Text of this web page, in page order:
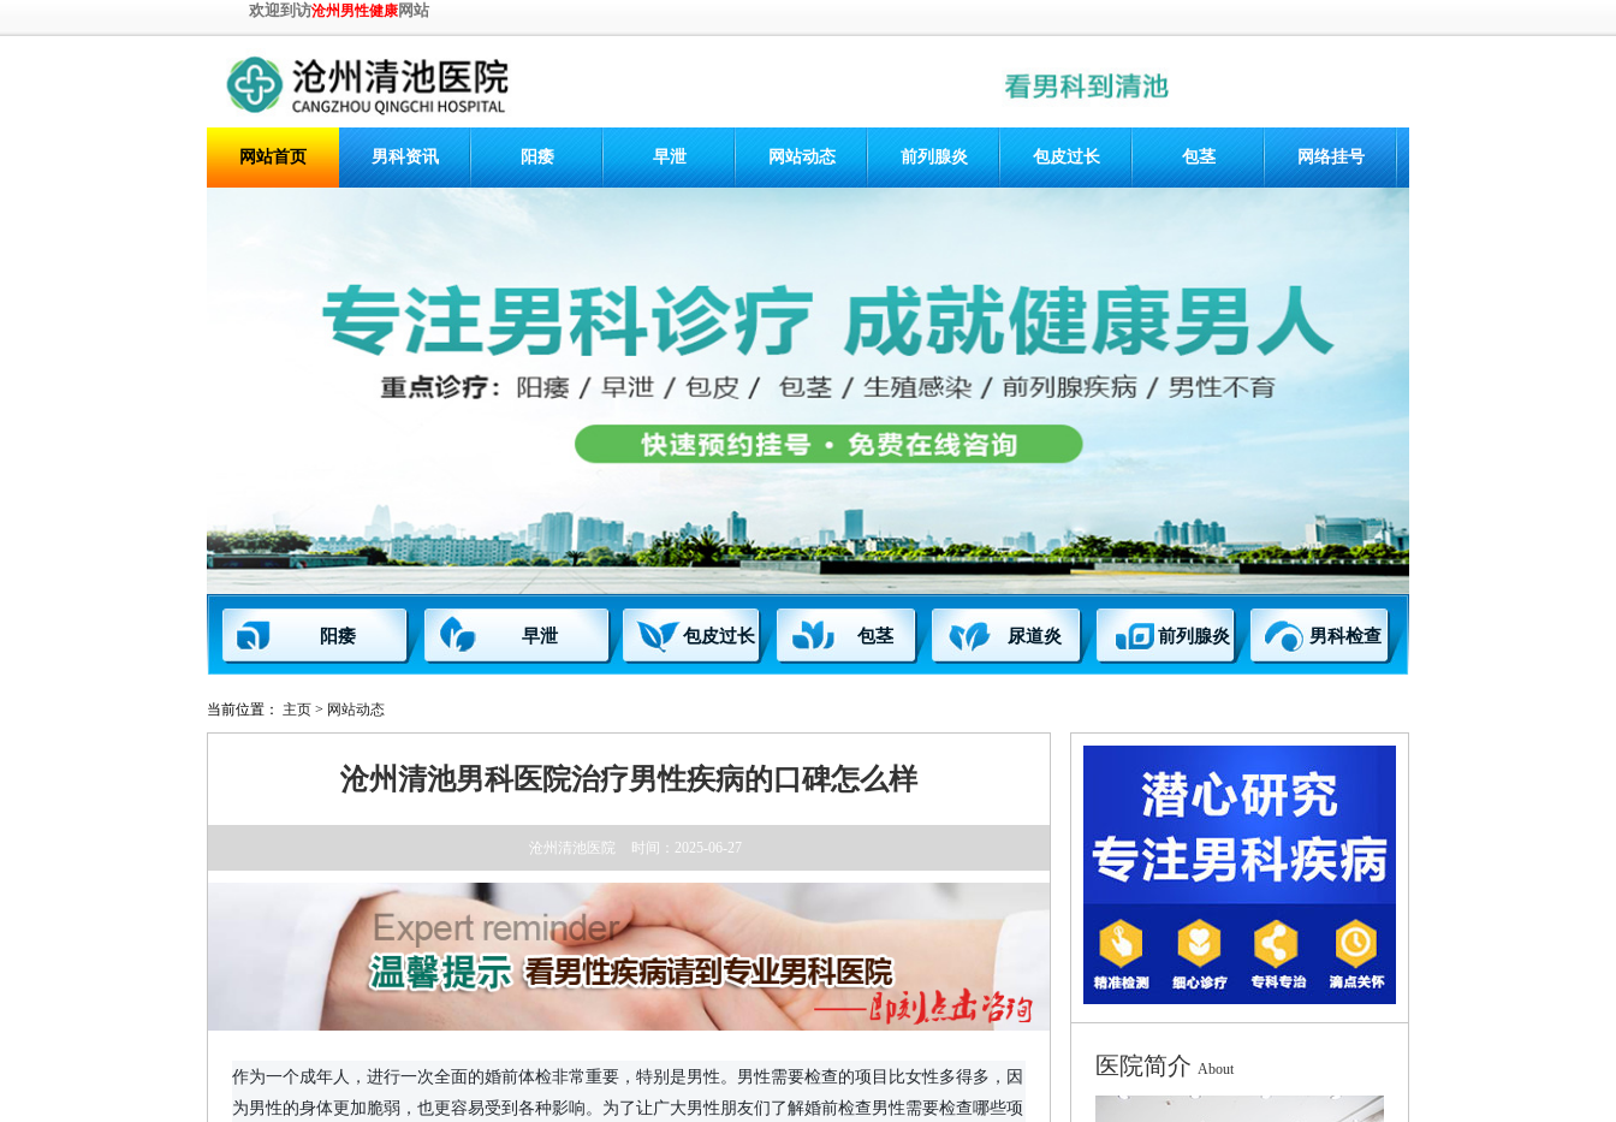
欢迎到访沧州男性健康网站
网站首页 男科资讯 阳痿 早泄 网站动态 前列腺炎 包皮过长 包茎 网络挂号
阳痿 早泄 包皮过长 包茎 尿道炎 前列腺炎 男科检查
当前位置： 主页 > 网站动态
沧州清池男科医院治疗男性疾病的口碑怎么样
沧州清池医院 时间：2025-06-27
作为一个成年人，进行一次全面的婚前体检非常重要，特别是男性。男性需要检查的项目比女性多得多，因
为男性的身体更加脆弱，也更容易受到各种影响。为了让广大男性朋友们了解婚前检查男性需要检查哪些项
医院简介 About